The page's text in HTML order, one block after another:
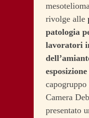
rivolge alle
patologia
lavoratori
Camera
presentato